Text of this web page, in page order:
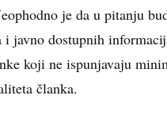
je da u pitanju
javno dostupnih
koji ne ispunjavaju
članka.